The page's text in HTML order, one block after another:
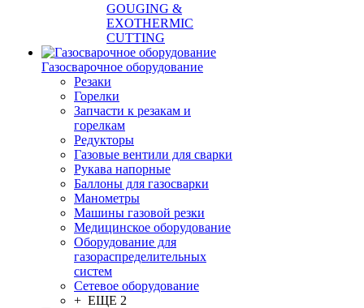
GOUGING &
EXOTHERMIC
CUTTING
Газосварочное оборудование
Резаки
Горелки
Запчасти к резакам и
горелкам
Редукторы
Газовые вентили для сварки
Рукава напорные
Баллоны для газосварки
Манометры
Машины газовой резки
Медицинское оборудование
Оборудование для
газораспределительных
систем
Сетевое оборудование
+ ЕЩЕ 2